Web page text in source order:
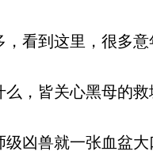
看到这里，很多意
，皆关心黑母的救
凶兽就一张血盆